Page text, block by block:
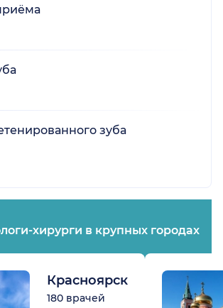
зуба
хирурги в крупных городах
Красноярск
180 врачей